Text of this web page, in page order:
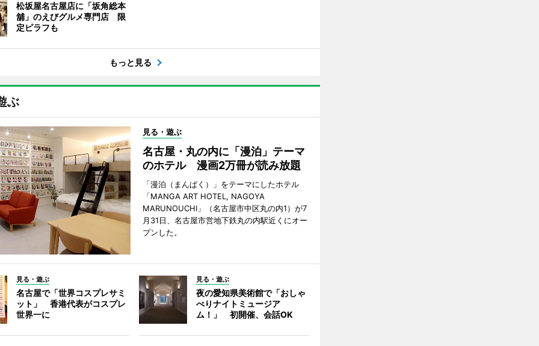
松坂屋名古屋店に「坂角総本
舖」のえびグルメ専門店 限
定ピラフも
もっと見る
ぶ
見る・遊ぶ
名古屋・丸の内に「漫泊」テーマ
のホテル 漫画2万冊が読み放題
「漫泊（まんぱく）」をテーマにしたホテル
「MANGA ART HOTEL, NAGOYA
MARUNOUCHI」（名古屋市中区丸の内1）が7
月31日、名古屋市営地下鉄丸の内駅近くにオー
プンした。
見る・遊ぶ
名古屋で「世界コスプレサミ
ット」 香港代表がコスプレ
世界一に
見る・遊ぶ
夜の愛知県美術館で「おしゃ
べりナイトミュージア
ム！」 初開催、会話OK